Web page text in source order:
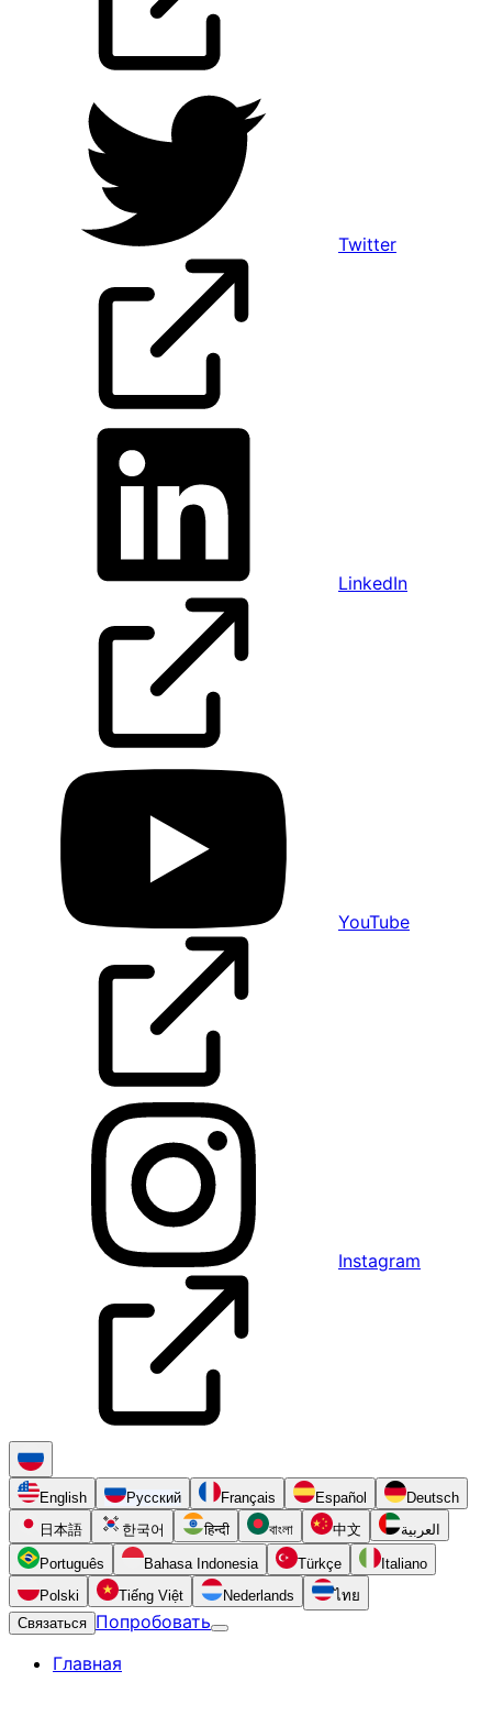
Twitter
LinkedIn
YouTube
Instagram
English Русский Français Español
Deutsch
日本語
한국어 हिन्दी বাংলা 中文 العربية
Português Bahasa Indonesia Türkçe
Italiano
Polski
Tiếng Việt Nederlands
ไทย
Связаться Попробовать
Главная